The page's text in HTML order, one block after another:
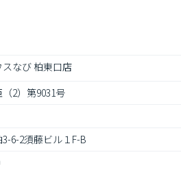
なび 柏東口店
2）第9031号
6-2須藤ビル１F-B